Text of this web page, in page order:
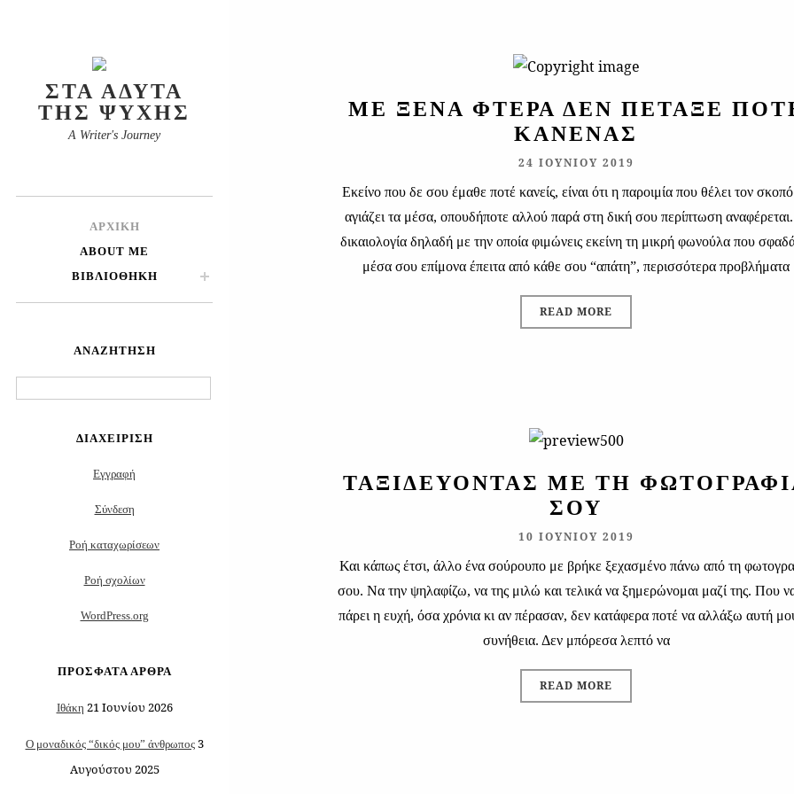
ΣΤΑ ΆΔΥΤΑ
ΤΗΣ ΨΥΧΉΣ
A Writer's Journey
ΑΡΧΙΚΉ
ABOUT ME
ΒΙΒΛΙΟΘΉΚΗ
ΑΝΑΖΉΤΗΣΗ
ΔΙΑΧΕΊΡΙΣΗ
Εγγραφή
Σύνδεση
Ροή καταχωρίσεων
Ροή σχολίων
WordPress.org
ΠΡΌΣΦΑΤΑ ΆΡΘΡΑ
Ιθάκη 21 Ιουνίου 2026
Ο μοναδικός “δικός μου” άνθρωπος 3
Αυγούστου 2025
ΜΕ ΞΈΝΑ ΦΤΕΡΆ ΔΕΝ ΠΈΤΑΞΕ
ΚΑΝΈΝΑΣ
24 ΙΟΥΝΊΟΥ 2019
Εκείνο που δε σου έμαθε ποτέ κανείς, είναι ότι η παροιμία που θέλει τον
αγιάζει τα μέσα, οπουδήποτε αλλού παρά στη δική σου περίπτωση
δικαιολογία δηλαδή με την οποία φιμώνεις εκείνη τη μικρή φωνούλα που
μέσα σου επίμονα έπειτα από κάθε σου “απάτη”, περισσότερα προβλήματα
READ MORE
ΤΑΞΙΔΕΎΟΝΤΑΣ ΜΕ ΤΗ
ΣΟΥ
10 ΙΟΥΝΊΟΥ 2019
Και κάπως έτσι, άλλο ένα σούρουπο με βρήκε ξεχασμένο πάνω από τη
σου. Να την ψηλαφίζω, να της μιλώ και τελικά να ξημερώνομαι μαζί της. Που
πάρει η ευχή, όσα χρόνια κι αν πέρασαν, δεν κατάφερα ποτέ να αλλάξω αυτή
συνήθεια. Δεν μπόρεσα λεπτό να
READ MORE